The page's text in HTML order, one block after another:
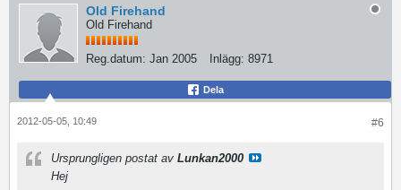
Old Firehand
Old Firehand
Reg.datum: Jan 2005 Inlägg: 8971
Dela
#6
2012-05-05, 10:49
Ursprungligen postat av Lunkan2000
Hej